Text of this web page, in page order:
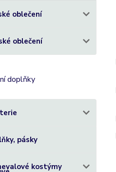
oblečení
oblečení
doplňky
pásky
kostýmy